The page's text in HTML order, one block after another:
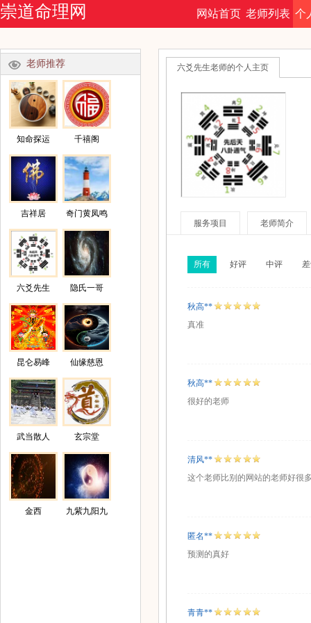
崇道命理网 网站首页 老师列表 个
六爻先生老师的个人主页
服务项目 老师简介
所有 好评 中评
秋高**
真准
秋高**
很好的老师
清风**
这个老师比别的网站的老师好很
匿名**
预测的真好
青青**
老师推荐
知命探运 千禧阁
吉祥居 奇门黄凤鸣
六爻先生 隐氏一哥
昆仑易峰 仙缘慈恩
武当散人 玄宗堂
金西 九紫九阳九